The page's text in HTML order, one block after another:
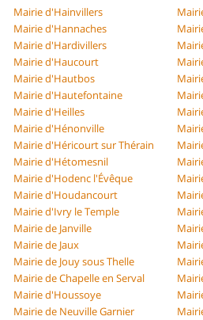
Mairie d'Hainvillers
Mairie d'Hannaches
Mairie d'Hardivillers
Mairie d'Haucourt
Mairie d'Hautbos
Mairie d'Hautefontaine
Mairie d'Heilles
Mairie d'Hénonville
Mairie d'Héricourt sur Thérain
Mairie d'Hétomesnil
Mairie d'Hodenc l'Évêque
Mairie d'Houdancourt
Mairie d'Ivry le Temple
Mairie de Janville
Mairie de Jaux
Mairie de Jouy sous Thelle
Mairie de Chapelle en Serval
Mairie d'Houssoye
Mairie de Neuville Garnier